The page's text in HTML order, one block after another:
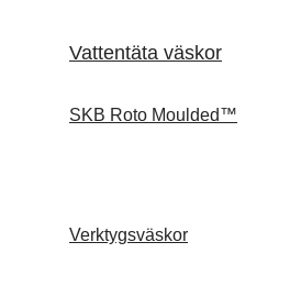
Vattentäta väskor
SKB Roto Moulded™
Verktygsväskor